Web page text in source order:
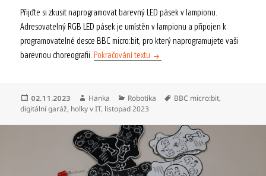
Přijďte si zkusit naprogramovat barevný LED pásek v lampionu.
Adresovatelný RGB LED pásek je umístěn v lampionu a připojen k
programovatelné desce BBC micro:bit, pro který naprogramujete vaši
barevnou choreografii. Pokračování textu Barevné LED lampiony
Publikováno:
02.11.2023 Autor:
Hanka Rubriky:
Robotika Štítky:
BBC micro:bit,
digitální garáž, holky v IT, listopad 2023